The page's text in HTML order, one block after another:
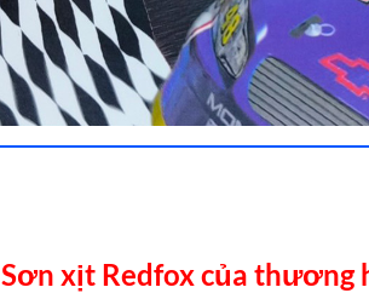
Sơn xịt Redfox của thương